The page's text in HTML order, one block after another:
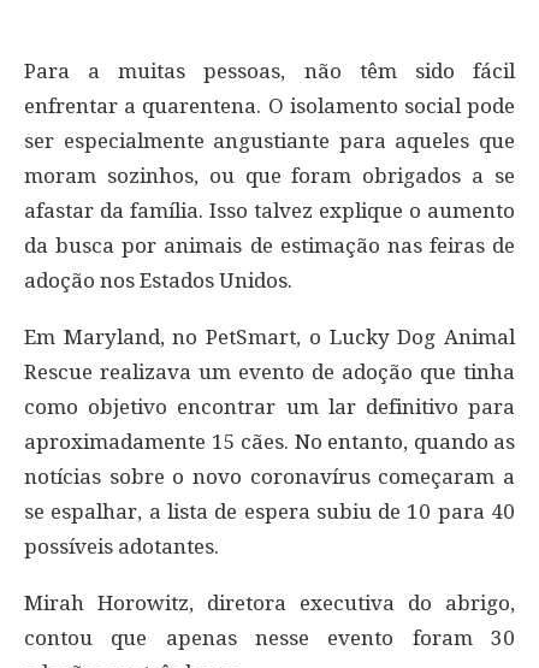
Para a muitas pessoas, não têm sido fácil
enfrentar a quarentena. O isolamento social pode
ser especialmente angustiante para aqueles que
moram sozinhos, ou que foram obrigados a se
afastar da família. Isso talvez explique o aumento
da busca por animais de estimação nas feiras de
adoção nos Estados Unidos.
Em Maryland, no PetSmart, o Lucky Dog Animal
Rescue realizava um evento de adoção que tinha
como objetivo encontrar um lar definitivo para
aproximadamente 15 cães. No entanto, quando as
notícias sobre o novo coronavírus começaram a
se espalhar, a lista de espera subiu de 10 para 40
possíveis adotantes.
Mirah Horowitz, diretora executiva do abrigo,
contou que apenas nesse evento foram 30